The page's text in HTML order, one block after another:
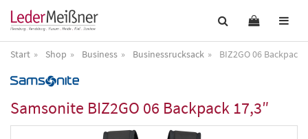
Start Shop Business Businessrucksack BIZ2GO 06 Backpack
Samsonite BIZ2GO 06 Backpack 17,3″